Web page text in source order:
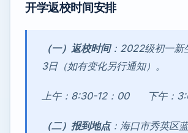
开学返校时间安排
（一）返校时间：2022级初一新
3日（如有变化另行通知）。
上午：8:30-12：00 下午：
（二）报到地点：海口市秀英区